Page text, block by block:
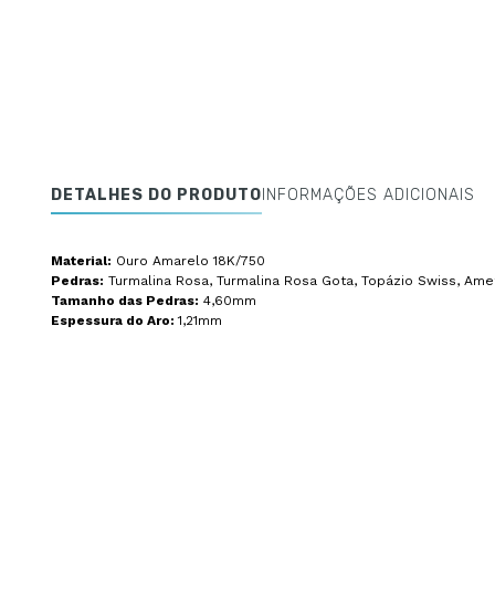
DETALHES DO PRODUTO INFORMAÇÕES ADICIONAIS
Material: Ouro Amarelo 18K/750
Pedras: Turmalina Rosa, Turmalina Rosa Gota, Topázio Swiss,
Tamanho das Pedras: 4,60mm
Espessura do Aro:1,21mm